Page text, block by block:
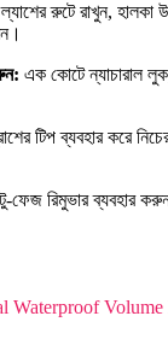
ল্যাশের রুটে রাখুন,
এক কোটে ন্যাচারাল
টিপ ব্যবহার করে
ফেজ রিমুভার ব্যবহার
Volume